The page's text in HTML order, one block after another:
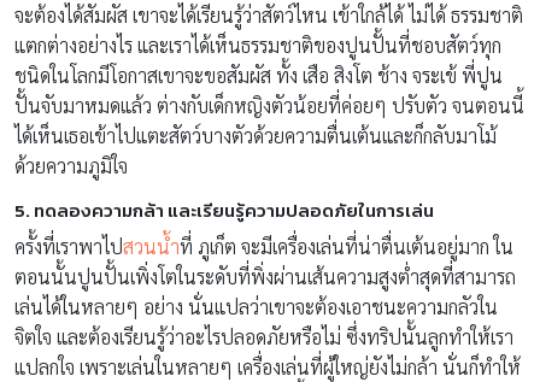
จะต้องได้สัมผัส เขาจะได้เรียนรู้ว่าสัตว์ไหน เข้าใกล้ได้ ไม่ได้ ธรรมชาติ
แตกต่างอย่างไร และเราได้เห็นธรรมชาติของปูนปั้นที่ชอบสัตว์ทุก
ชนิดในโลกมีโอกาสเขาจะขอสัมผัส ทั้ง เสือ สิงโต ช้าง จระเข้ พี่ปูน
ปั้นจับมาหมดแล้ว ต่างกับเด็กหญิงตัวน้อยที่ค่อยๆ ปรับตัว จนตอนนี้
ได้เห็นเธอเข้าไปแตะสัตว์บางตัวด้วยความตื่นเต้นและก็กลับมาโม้
ด้วยความภูมิใจ
5. ทดลองความกล้า และเรียนรู้ความปลอดภัยในการเล่น
ครั้งที่เราพาไปสวนน้ำที่ ภูเก็ต จะมีเครื่องเล่นที่น่าตื่นเต้นอยู่มาก ใน
ตอนนั้นปูนปั้นเพิ่งโตในระดับที่พิ่งผ่านเส้นความสูงต่ำสุดที่สามารถ
เล่นได้ในหลายๆ อย่าง นั่นแปลว่าเขาจะต้องเอาชนะความกลัวใน
จิตใจ และต้องเรียนรู้ว่าอะไรปลอดภัยหรือไม่ ซึ่งทริปนั้นลูกทำให้เรา
แปลกใจ เพราะเล่นในหลายๆ เครื่องเล่นที่ผู้ใหญ่ยังไม่กล้า นั่นก็ทำให้